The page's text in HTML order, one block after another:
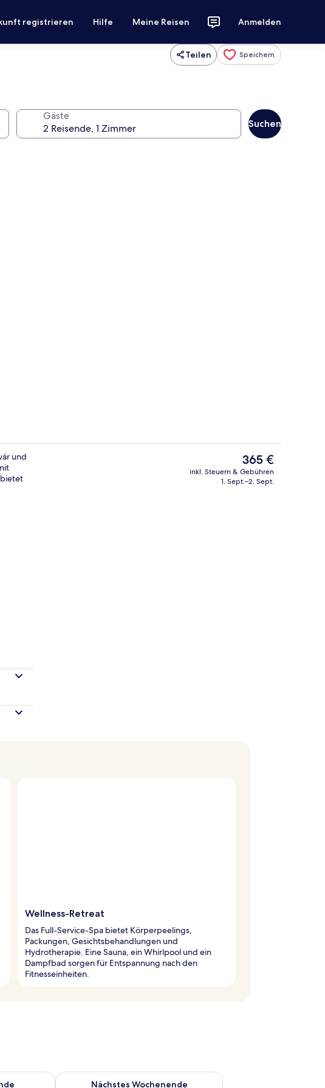
registrieren Hilfe Meine Reisen Anmelden
Teilen Speichern
Gäste
Suchen
und
bietet
Der
aktuelle
Preis
365 €
inkl. Steuern & Gebühren
1. Sept.–2. Sept.
Wellness-Retreat
Das Full-Service-Spa bietet Körperpeelings,
Packungen, Gesichtsbehandlungen und
Hydrotherapie. Eine Sauna, ein Whirlpool und ein
Dampfbad sorgen für Entspannung nach den
Fitnesseinheiten.
für dieses Wochenende, Aug. 7 - Aug. 9.
Nächstes Wochenende
Überprüfe die Verfügbarkeit für nächstes Wochenende, Aug.